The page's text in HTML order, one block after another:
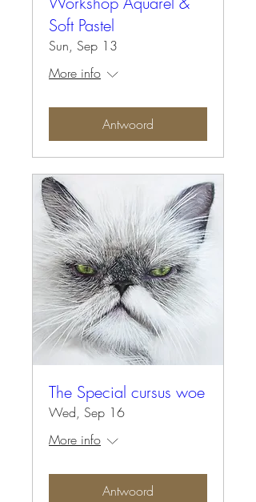
Soft Pastel
Sun, Sep 13
More info
Antwoord
The Special cursus woe
Wed, Sep 16
More info
Antwoord